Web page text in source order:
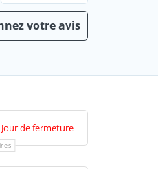
votre avis
Jour de fermeture